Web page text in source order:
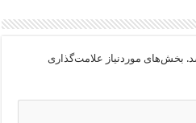
بخش‌های موردنیاز علامت‌گذاری